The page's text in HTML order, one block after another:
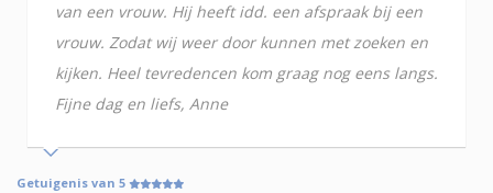
van een vrouw. Hij heeft idd. een afspraak bij een
vrouw. Zodat wij weer door kunnen met zoeken en
kijken. Heel tevredencen kom graag nog eens langs.
Fijne dag en liefs, Anne
Getuigenis van 5